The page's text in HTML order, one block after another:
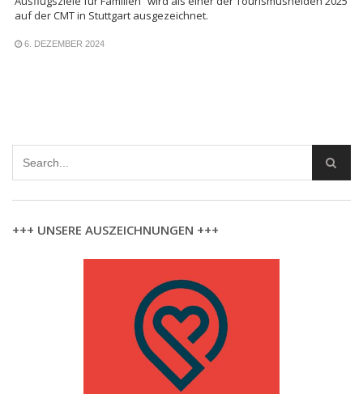
auf der CMT in Stuttgart ausgezeichnet.
6. DEZEMBER 2024
+++ UNSERE AUSZEICHNUNGEN +++